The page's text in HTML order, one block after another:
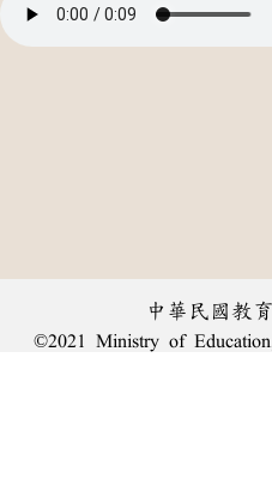
中華民國教
©2021 Ministry of